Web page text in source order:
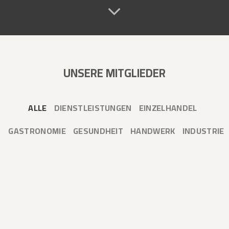
UNSERE MITGLIEDER
ALLE DIENSTLEISTUNGEN EINZELHANDEL
GASTRONOMIE GESUNDHEIT HANDWERK INDUSTRIE